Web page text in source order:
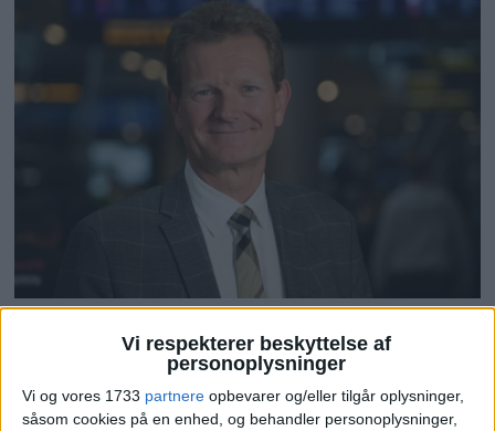
Vi respekterer beskyttelse af
personoplysninger
Vi og vores 1733 partnere opbevarer og/eller tilgår oplysninger,
såsom cookies på en enhed, og behandler personoplysninger,
Hollywoodstjerner
tiltrækker flere turister